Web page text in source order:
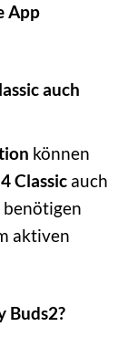
App
auch
können
Classic auch
benötigen
aktiven
Buds2?